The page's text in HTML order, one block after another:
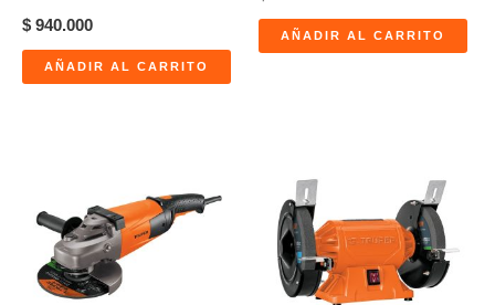
$ 940.000
AÑADIR AL CARRITO
AÑADIR AL CARRITO